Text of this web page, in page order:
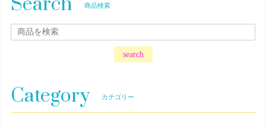
商品検索
search
Category カテゴリー